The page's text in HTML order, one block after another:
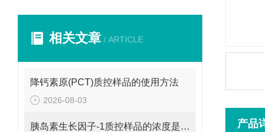
相关文章 / ARTICLE
降钙素原(PCT)质控样品的使用方法
2026-08-03
胰岛素生长因子-1质控样品的浓度是多少呢？ 产品